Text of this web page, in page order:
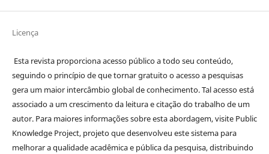
Licença
Esta revista proporciona acesso público a todo seu conteúdo,
seguindo o princípio de que tornar gratuito o acesso a pesquisas
gera um maior intercâmbio global de conhecimento. Tal acesso está
associado a um crescimento da leitura e citação do trabalho de um
autor. Para maiores informações sobre esta abordagem, visite Public
Knowledge Project, projeto que desenvolveu este sistema para
melhorar a qualidade acadêmica e pública da pesquisa, distribuindo